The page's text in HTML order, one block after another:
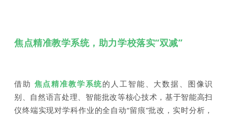
焦点精准教学系统，助力学校落实“双减”
借助 焦点精准教学系统的人工智能、大数据、图像识
别、自然语言处理、智能批改等核心技术，基于智能高扫
仪终端实现对学科作业的全自动“留痕”批改，实时分析，